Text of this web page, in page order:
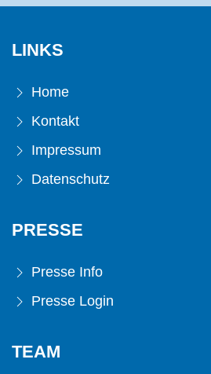
LINKS
Home
Kontakt
Impressum
Datenschutz
PRESSE
Presse Info
Presse Login
TEAM